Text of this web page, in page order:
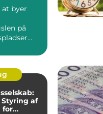
byer
på
af
for